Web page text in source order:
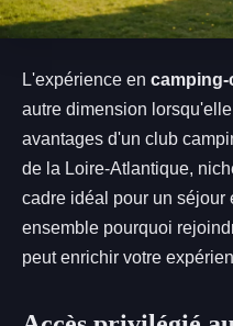
L'expérience en camping-
autre dimension
avantages d'un club
de la Loire-Atlantique,
cadre idéal pour un séjour
ensemble pourquoi
peut enrichir votre